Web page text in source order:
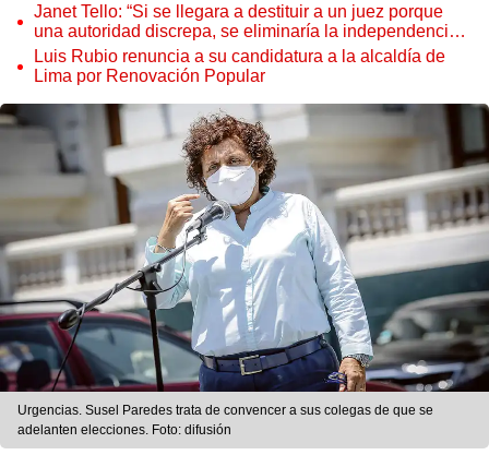
Janet Tello: “Si se llegara a destituir a un juez porque
una autoridad discrepa, se eliminaría la independencia
judicial”
Luis Rubio renuncia a su candidatura a la alcaldía de
Lima por Renovación Popular
Urgencias. Susel Paredes trata de convencer a sus colegas de que se
adelanten elecciones. Foto: difusión